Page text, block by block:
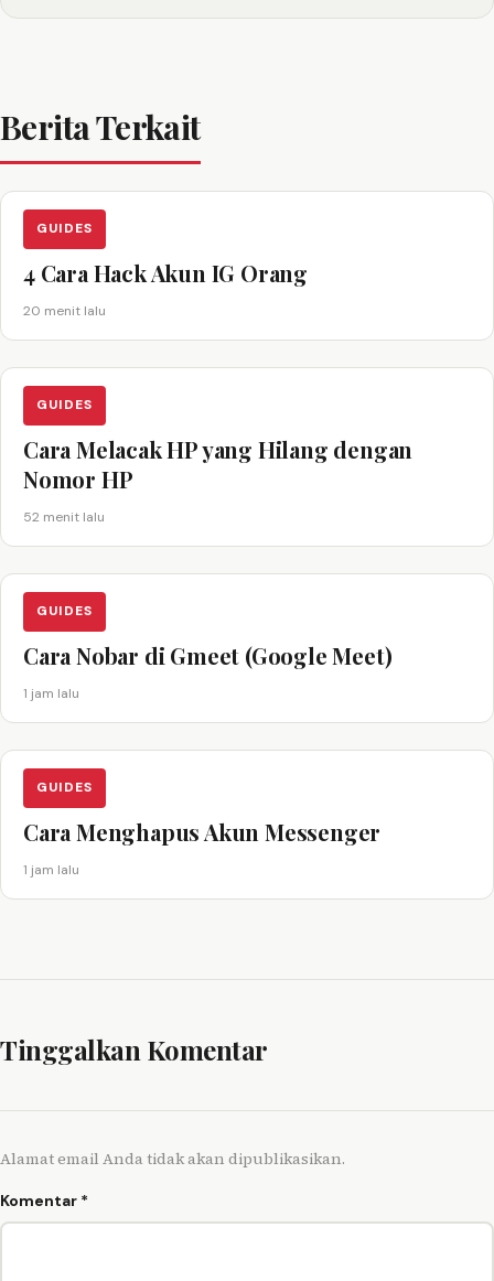
Berita Terkait
GUIDES
4 Cara Hack Akun IG Orang
20 menit lalu
GUIDES
Cara Melacak HP yang Hilang dengan
Nomor HP
52 menit lalu
GUIDES
Cara Nobar di Gmeet (Google Meet)
1 jam lalu
GUIDES
Cara Menghapus Akun Messenger
1 jam lalu
Tinggalkan Komentar
Alamat email Anda tidak akan dipublikasikan.
Komentar *